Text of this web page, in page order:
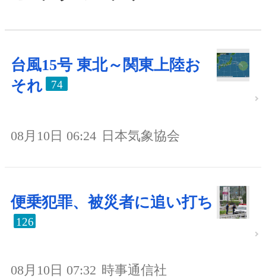
台風15号 東北～関東上陸お
それ
74
08月10日 06:24 日本気象協会
便乗犯罪、被災者に追い打ち
126
08月10日 07:32 時事通信社